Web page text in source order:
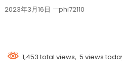
2023年3月16日 phi72110
1,453 total views, 5 views